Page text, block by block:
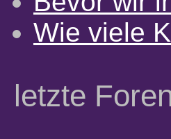
Wie viele
letzte